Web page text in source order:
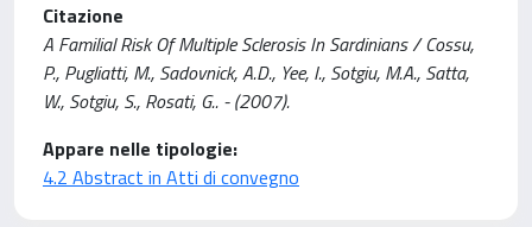
Citazione
A Familial Risk Of Multiple Sclerosis In Sardinians / Cossu,
P., Pugliatti, M., Sadovnick, A.D., Yee, I., Sotgiu, M.A., Satta,
W., Sotgiu, S., Rosati, G.. - (2007).
Appare nelle tipologie:
4.2 Abstract in Atti di convegno